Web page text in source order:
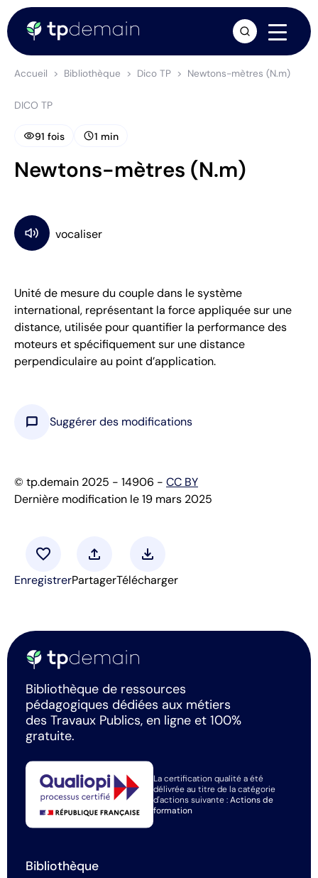
Accueil Bibliothèque Dico TP Newtons-mètres (N.m)
DICO TP
visibility91 fois schedule1 min
Newtons-mètres (N.m)
Unité de mesure du couple dans le système
international, représentant la force appliquée sur une
distance, utilisée pour quantifier la performance des
moteurs et spécifiquement sur une distance
perpendiculaire au point d’application.
chat_bubble Suggérer des modifications
© tp.demain 2025 - 14906 - CC BY
Dernière modification le 19 mars 2025
favorite
Enregistrer
upload
Partager
download
Télécharger
Bibliothèque de ressources
pédagogiques dédiées aux métiers
des Travaux Publics, en ligne et 100%
gratuite.
La certification qualité a été
délivrée au titre de la catégorie
d'actions suivante :Actions de
formation
Bibliothèque
arrow_forward